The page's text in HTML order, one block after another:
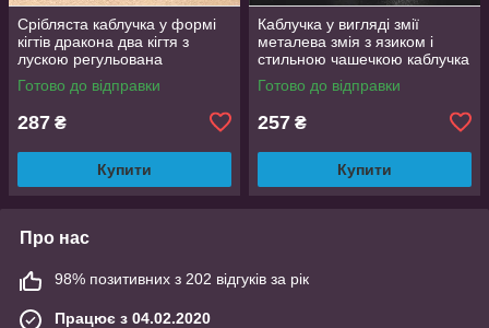
Срібляста каблучка у формі
кігтів дракона два кігтя з
лускою регульована
DragonClaw001
Готово до відправки
287 ₴
Купити
Каблучка у вигляді змії
металева змія з язиком і
стильною чашечкою каблучка
влада розмір регульований
Готово до відправки
257 ₴
Купити
Про нас
98% позитивних з 202 відгуків за рік
Працює з 04.02.2020